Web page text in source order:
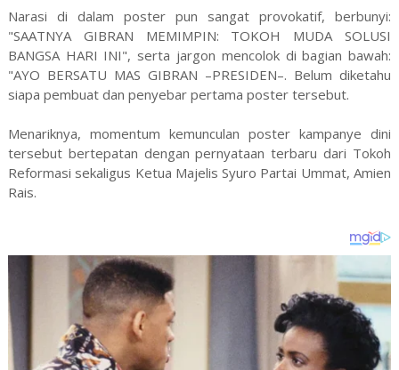
Narasi di dalam poster pun sangat provokatif, berbunyi:
"SAATNYA GIBRAN MEMIMPIN: TOKOH MUDA SOLUSI
BANGSA HARI INI", serta jargon mencolok di bagian bawah:
"AYO BERSATU MAS GIBRAN –PRESIDEN–. Belum diketahu
siapa pembuat dan penyebar pertama poster tersebut.
Menariknya, momentum kemunculan poster kampanye dini
tersebut bertepatan dengan pernyataan terbaru dari Tokoh
Reformasi sekaligus Ketua Majelis Syuro Partai Ummat, Amien
Rais.